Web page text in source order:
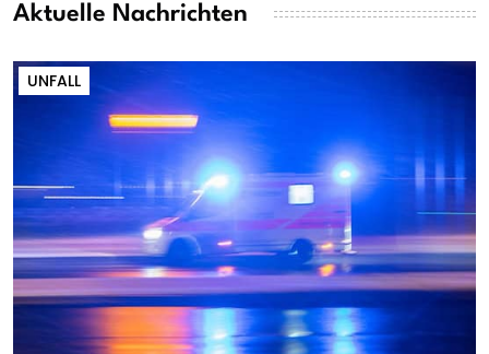
Aktuelle Nachrichten
UNFALL